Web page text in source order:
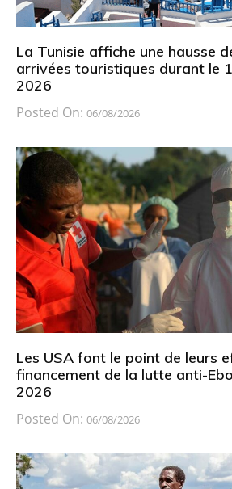
La Tunisie affiche une hausse
arrivées touristiques durant le
2026
Posted On: 06/08/2026
Les USA font le point de leurs
financement de la lutte anti-
2026
Posted On: 06/08/2026